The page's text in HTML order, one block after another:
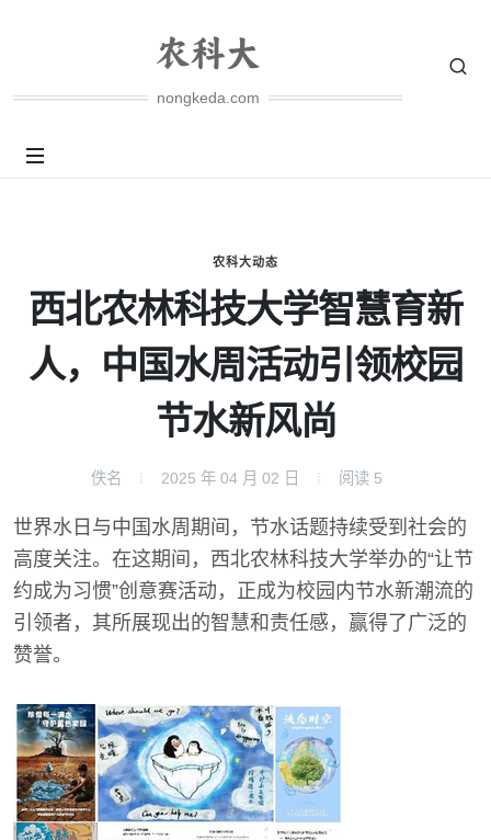
nongkeda.com
农科大动态
西北农林科技大学智慧育新
人，中国水周活动引领校园
节水新风尚
佚名 2025 年 04 月 02 日 阅读 5
世界水日与中国水周期间，节水话题持续受到社会的
高度关注。在这期间，西北农林科技大学举办的“让节
约成为习惯”创意赛活动，正成为校园内节水新潮流的
引领者，其所展现出的智慧和责任感，赢得了广泛的
赞誉。